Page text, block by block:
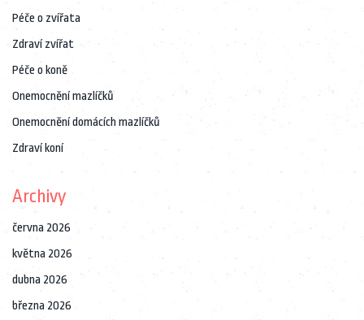
Péče o zvířata
Zdraví zvířat
Péče o koně
Onemocnění mazlíčků
Onemocnění domácích mazlíčků
Zdraví koní
Archivy
června 2026
května 2026
dubna 2026
března 2026